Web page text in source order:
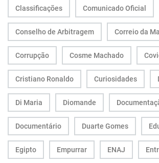
Classificações Comunicado Oficial
Conselho de Arbitragem Correio da
Corrupção Cosme Machado
Cristiano Ronaldo Curiosidades
Di Maria Diomande
Documentário Duarte Gomes
Egipto Empurrar ENAJ